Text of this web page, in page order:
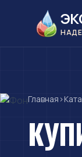
Главная ›